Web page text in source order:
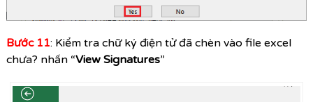
Bước 11: Kiểm tra chữ ký điện tử đã chèn vào file excel
chưa? nhấn “View Signatures”